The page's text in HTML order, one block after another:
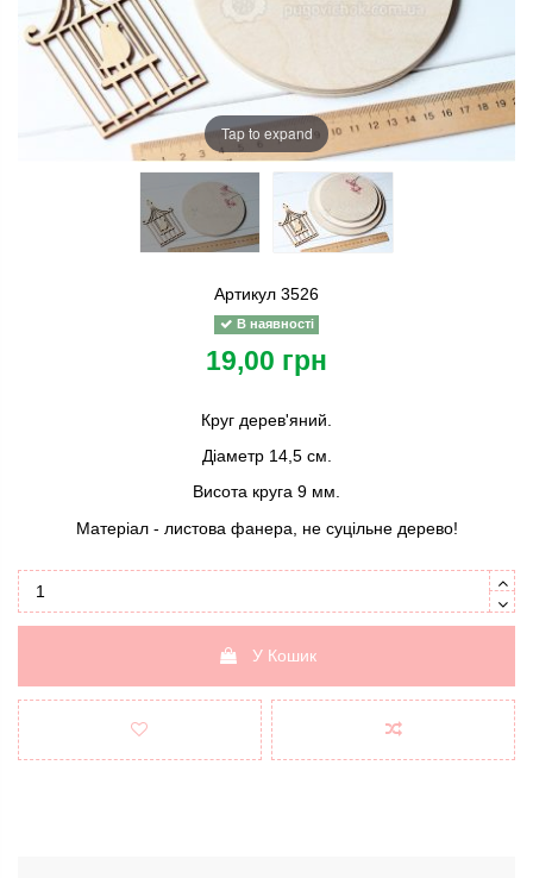
Tap to expand
Артикул 3526
В наявності
19,00 грн
Круг дерев'яний.
Діаметр 14,5 см.
Висота круга 9 мм.
Матеріал - листова фанера, не суцільне дерево!
У Кошик